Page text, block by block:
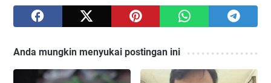
Anda mungkin menyukai postingan ini